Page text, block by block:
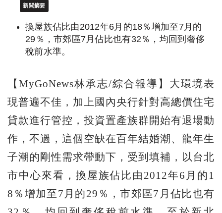
新聞摘要
換屋族佔比由2012年6月的18％增加至7月的
29％，市郊區7月佔比也有32％，均回到奢侈
稅前水準。
【MyGoNews林承志/綜合報導】大環境表
現普遍不佳，加上國內央行針對高總價住宅
貸款進行管控，投資置產族群開始有退場動
作，不過，這個空缺在百年結婚潮、龍年生
子潮的剛性需求帶動下，受到填補，以台北
市中心來看，換屋族佔比由2012年6月的1
8％增加至7月的29％，市郊區7月佔比也有